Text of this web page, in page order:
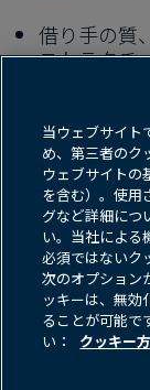
借り手の​質
ストラクチ
魅力的な​投
質と​クレジ
当てた、​規
不可欠です
市場のノイ
クレジット
プライベー
当ウェブサイト
め、第三者のク
ウェブサイトの
を含む）。使用
グなど詳細につ
い。当社による
必須ではないク
次のオプション
ッキーは、無効
ることが可能で
い：
クッキー